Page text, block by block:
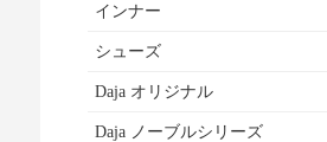
インナー
シューズ
Daja オリジナル
Daja ノーブルシリーズ